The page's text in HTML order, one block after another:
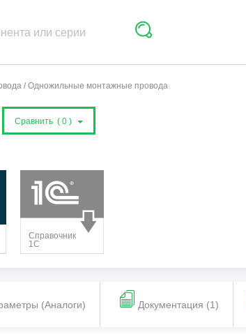
/ Одножильные монтажные провода
Сравнить ( 0 )
(Aналоги) Документация (1)